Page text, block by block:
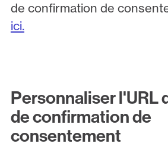
de confirmation de
ici.
Personnaliser l'URL
de confirmation de
consentement